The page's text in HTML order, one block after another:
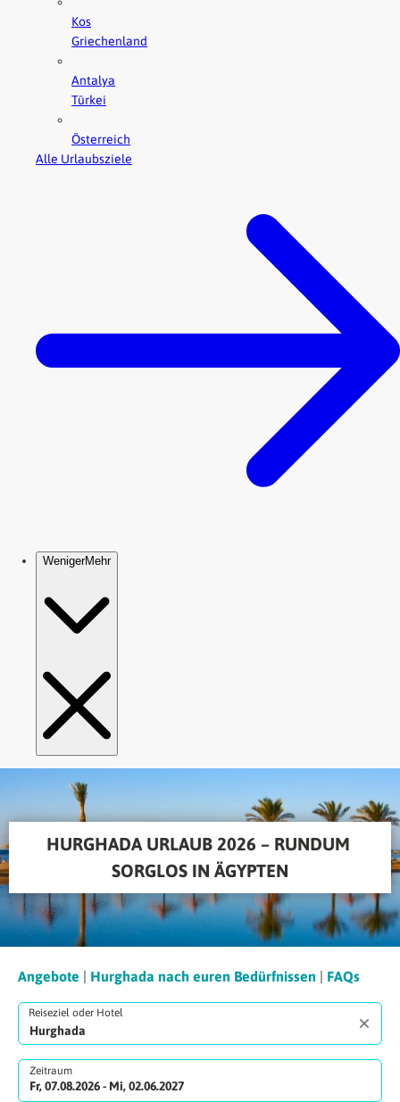
HURGHADA URLAUB 2026 – RUNDUM
SORGLOS IN ÄGYPTEN
Angebote Hurghada nach euren Bedürfnissen FAQs
Reiseziel oder Hotel
Zeitraum
Fr, 07.08.2026 - Mi, 02.06.2027